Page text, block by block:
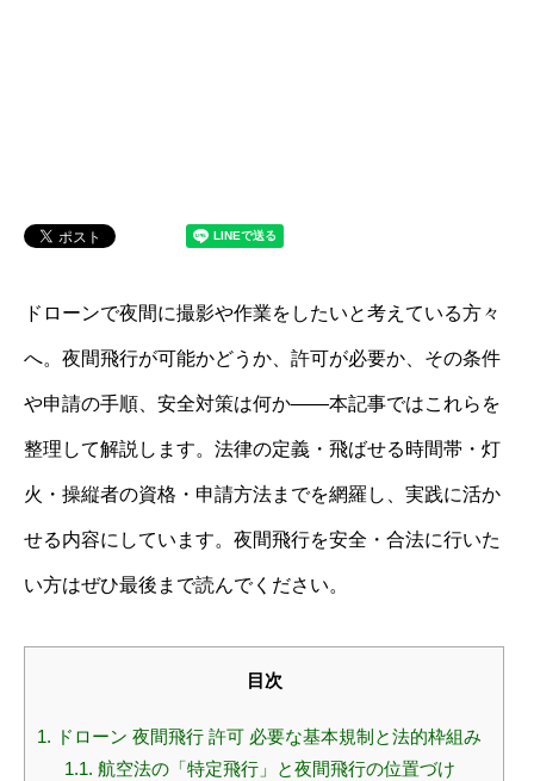
ドローンで夜間に撮影や作業をしたいと考えている方々
へ。夜間飛行が可能かどうか、許可が必要か、その条件
や申請の手順、安全対策は何か――本記事ではこれらを
整理して解説します。法律の定義・飛ばせる時間帯・灯
火・操縦者の資格・申請方法までを網羅し、実践に活か
せる内容にしています。夜間飛行を安全・合法に行いた
い方はぜひ最後まで読んでください。
目次
1. ドローン 夜間飛行 許可 必要な基本規制と法的枠組み
1.1. 航空法の「特定飛行」と夜間飛行の位置づけ